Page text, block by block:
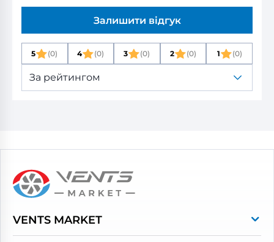
Залишити відгук
5 (0) 4 (0) 3 (0) 2 (0) 1 (0)
За рейтингом
VENTS MARKET